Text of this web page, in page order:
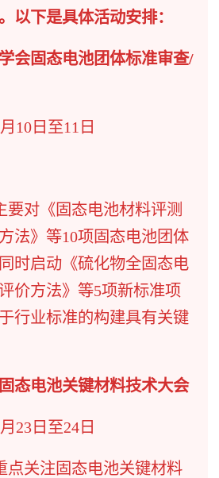
以下是具体活动安排：
会固态电池团体标准审查/
10日至11日
要对《固态电池材料评测
法》等10项固态电池团体
时启动《硫化物全固态电
价方法》等5项新标准项
行业标准的构建具有关键
态电池关键材料技术大会
23日至24日
点关注固态电池关键材料